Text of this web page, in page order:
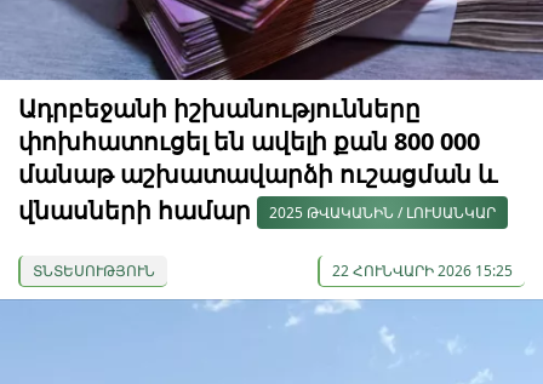
Ադրբեջանի իշխանությունները
փոխհատուցել են ավելի քան 800 000
մանաթ աշխատավարձի ուշացման և
վնասների համար
2025 ԹՎԱԿԱՆԻՆ / ԼՈՒՍԱՆԿԱՐ
ՏՆՏԵՍՈՒԹՅՈՒՆ 22 ՀՈՒՆՎԱՐԻ 2026 15:25